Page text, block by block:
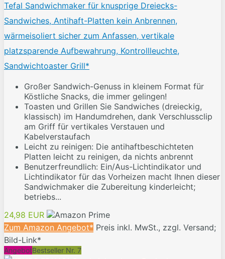
Tefal Sandwichmaker für knusprige Dreiecks-
Sandwiches, Antihaft-Platten kein Anbrennen,
wärmeisoliert sicher zum Anfassen, vertikale
platzsparende Aufbewahrung, Kontrollleuchte,
Sandwichtoaster Grill*
Großer Sandwich-Genuss in kleinem Format für
Köstliche Snacks, die immer gelingen!
Toasten und Grillen Sie Sandwiches (dreieckig,
klassisch) im Handumdrehen, dank Verschlussclip
am Griff für vertikales Verstauen und
Kabelverstaufach
Leicht zu reinigen: Die antihaftbeschichteten
Platten leicht zu reinigen, da nichts anbrennt
Benutzerfreundlich: Ein/Aus-Lichtindikator und
Lichtindikator für das Vorheizen macht Ihnen dieser
Sandwichmaker die Zubereitung kinderleicht;
betriebs...
24,98 EUR
Zum Amazon Angebot* Preis inkl. MwSt., zzgl. Versand;
Bild-Link*
AngebotBestseller Nr. 7